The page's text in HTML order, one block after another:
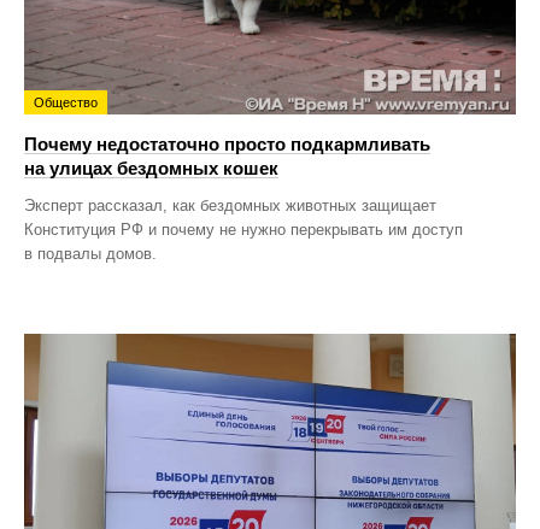
Общество
Почему недостаточно просто подкармливать
на улицах бездомных кошек
Эксперт рассказал, как бездомных животных защищает
Конституция РФ и почему не нужно перекрывать им доступ
в подвалы домов.